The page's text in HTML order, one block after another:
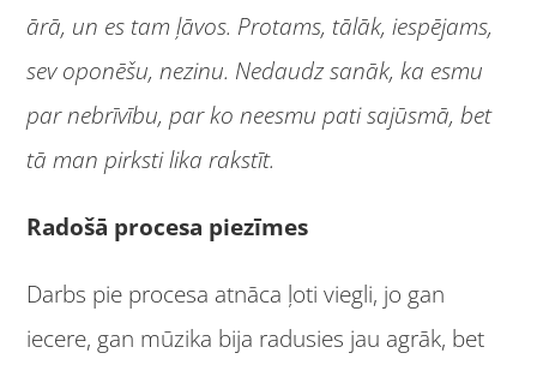
ārā, un es tam ļāvos. Protams, tālāk, iespējams,
sev oponēšu, nezinu. Nedaudz sanāk, ka esmu
par nebrīvību, par ko neesmu pati sajūsmā, bet
tā man pirksti lika rakstīt.
Radošā procesa piezīmes
Darbs pie procesa atnāca ļoti viegli, jo gan
iecere, gan mūzika bija radusies jau agrāk, bet